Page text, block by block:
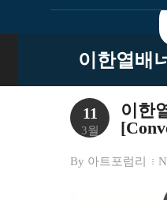
이한열배
11
3월
이한
By 아트포럼리